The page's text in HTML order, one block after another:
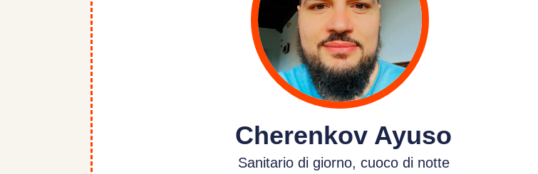
Cherenkov Ayuso
Sanitario di giorno, cuoco di notte